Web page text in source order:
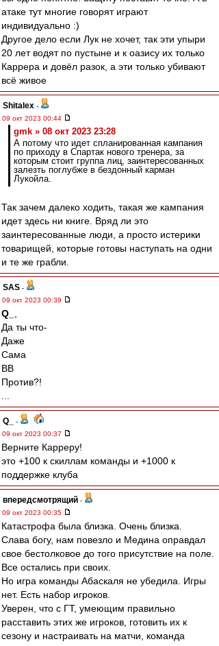
атаке тут многие говорят играют
индивидуально :)
Другое дело если Лук не хочет, так эти упыри
20 лет водят по пустыне и к оазису их только
Каррера и довёл разок, а эти только убивают
всё живое
Shitalex -
09 окт 2023 00:44
gmk » 08 окт 2023 23:28
А потому что идет спланированная кампания
по приходу в Спартак нового тренера, за
которым стоит группа лиц, заинтересованных
залезть поглубже в бездонный карман
Лукойла.
Так зачем далеко ходить, такая же кампания
идет здесь ни книге. Вряд ли это
заинтересованные люди, а просто истерики
товарищей, которые готовы наступать на одни
и те же грабли.
SAS -
09 окт 2023 00:39
Q_
Да ты что-
Даже
Сама
ВВ
Против?!
Q_
-
09 окт 2023 00:37
Верните Карреру!
это +100 к скиллам команды и +1000 к
поддержке клуба
впередсмотрящий -
09 окт 2023 00:35
Катастрофа была близка. Очень близка.
Слава богу, нам повезло и Медина оправдал
свое бестолковое до того присутствие на поле.
Все остались при своих.
Но игра команды Абаскаля не убедила. Игры
нет. Есть набор игроков.
Уверен, что с ГТ, умеющим правильно
расставить этих же игроков, готовить их к
сезону и настраивать на матчи, команда